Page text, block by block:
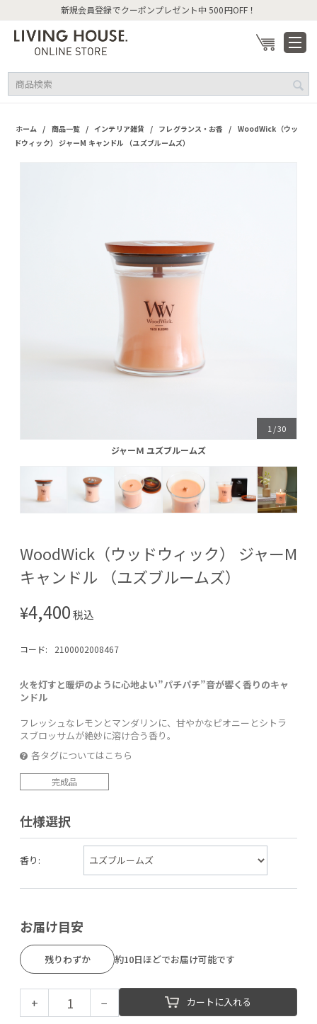
新規会員登録でクーポンプレゼント中 500円OFF！
ホーム / 商品一覧 / インテリア雑貨 / フレグランス・お香 / WoodWick（ウッ
ドウィック） ジャーM キャンドル （ユズブルームズ）
ジャーＭ ユズブルームズ
1 /30
ジャーＭ ユズブルームズ
WoodWick（ウッドウィック） ジャーM
キャンドル （ユズブルームズ）
¥4,400税込
コード: 2100002008467
火を灯すと暖炉のように心地よい”パチパチ”音が響く香りのキャ
ンドル
フレッシュなレモンとマンダリンに、甘やかなピオニーとシトラ
スブロッサムが絶妙に溶け合う香り。
各タグについてはこちら
完成品
仕様選択
香り:
お届け目安
残りわずか 約10日ほどでお届け可能です
+ − カートに入れる